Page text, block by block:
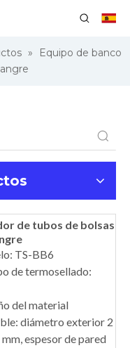
»
Equipo de banco
de tubos de bolsas
TS-BB6
de termosellado:
del material
diámetro exterior 2
espesor de pared